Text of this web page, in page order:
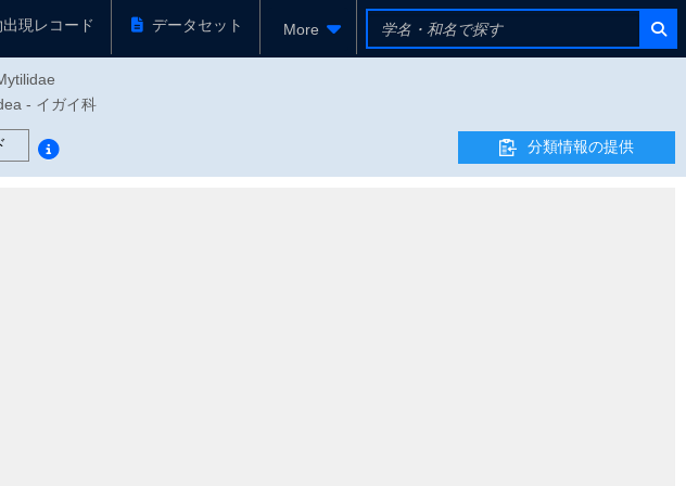
現レコード データセット More
- イガイ科
分類情報の提供